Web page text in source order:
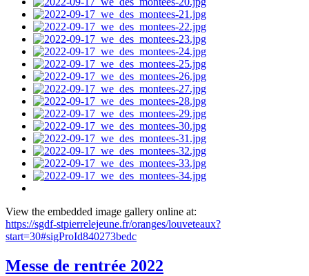
View the embedded image gallery online at:
https://sgdf-stpierrelejeune.fr/oranges/louveteaux?
start=30#sigProId840273bedc
Messe de rentrée 2022